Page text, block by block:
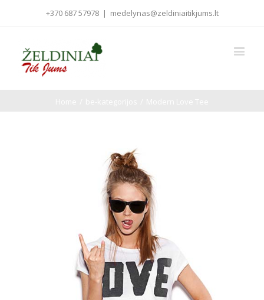
+370 687 57978 | medelynas@zeldiniaitikjums.lt